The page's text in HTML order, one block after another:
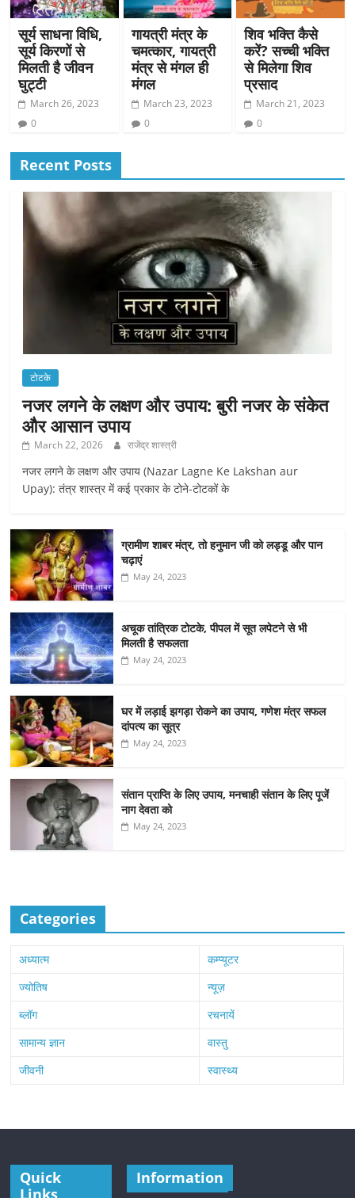
सूर्य साधना विधि,
सूर्य किरणों से
मिलती है जीवन
घुट्टी
March 26, 2023
0
गायत्री मंत्र के
चमत्कार, गायत्री
मंत्र से मंगल ही
मंगल
March 23, 2023
0
शिव भक्ति कैसे
करें? सच्ची भक्ति
से मिलेगा शिव
प्रसाद
March 21, 2023
0
Recent Posts
टोटके
नजर लगने के लक्षण और उपाय: बुरी नजर के संकेत
और आसान उपाय
March 22, 2026 राजेंद्र शास्त्री
नजर लगने के लक्षण और उपाय (Nazar Lagne Ke Lakshan aur
Upay): तंत्र शास्त्र में कई प्रकार के टोने-टोटकों के
ग्रामीण शाबर मंत्र, तो हनुमान जी को लड्डू और पान
चढ़ाएं
May 24, 2023
अचूक तांत्रिक टोटके, पीपल में सूत लपेटने से भी
मिलती है सफलता
May 24, 2023
घर में लड़ाई झगड़ा रोकने का उपाय, गणेश मंत्र सफल
दांपत्य का सूत्र
May 24, 2023
संतान प्राप्ति के लिए उपाय, मनचाही संतान के लिए पूजें
नाग देवता को
May 24, 2023
Categories
अध्यात्म
कम्प्यूटर
ज्योतिष
न्यूज़
ब्लॉग
रचनायें
सामान्य ज्ञान
वास्तु
जीवनी
स्वास्थ्य
Quick
Links
Information